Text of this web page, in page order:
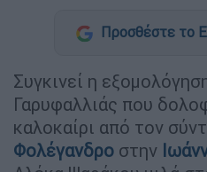
Προσθέστε το
Συγκινεί η
Γαρυφαλλιάς που
καλοκαίρι από τον
Φολέγανδρο στην